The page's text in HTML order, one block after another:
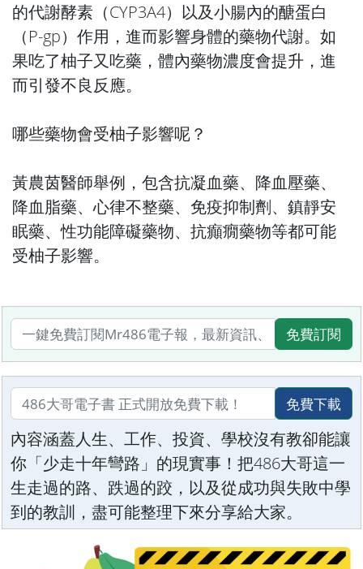
的代謝酵素（CYP3A4）以及小腸內的醣蛋白
（P-gp）作用，進而影響身體的藥物代謝。如
果吃了柚子又吃藥，體內藥物濃度會提升，進
而引發不良反應。
哪些藥物會受柚子影響呢？
黃農茵醫師舉例，包含抗凝血藥、降血壓藥、
降血脂藥、心律不整藥、免疫抑制劑、鎮靜安
眠藥、性功能障礙藥物、抗癲癇藥物等都可能
受柚子影響。
免費訂閱
免費下載
內容涵蓋人生、工作、投資、學校沒有教卻能讓
你「少走十年彎路」的現實事！把486大哥這一
生走過的路、跌過的跤，以及從成功與失敗中學
到的教訓，盡可能整理下來分享給大家。